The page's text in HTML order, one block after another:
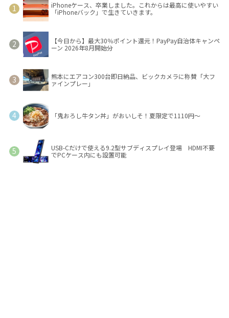
iPhoneケース、卒業しました。これからは最高に使いやすい
「iPhoneバック」で生きていきます。
【今日から】最大30％ポイント還元！PayPay自治体キャンペ
ーン 2026年8月開始分
熊本にエアコン300台即日納品、ビックカメラに称賛「大フ
ァインプレー」
「鬼おろし牛タン丼」がおいしそ！夏限定で1110円～
USB-Cだけで使える9.2型サブディスプレイ登場 HDMI不要
でPCケース内にも設置可能